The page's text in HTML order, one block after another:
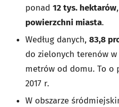
ponad 12 tys. hektarów
powierzchni miasta.
Według danych, 83,8
do zielonych terenów w
metrów od domu. To o
2017 r.
W obszarze